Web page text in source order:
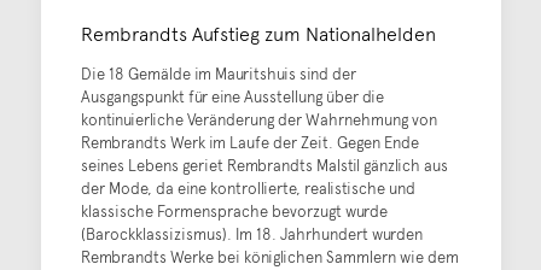
Rembrandts Aufstieg zum Nationalhelden
Die 18 Gemälde im Mauritshuis sind der
Ausgangspunkt für eine Ausstellung über die
kontinuierliche Veränderung der Wahrnehmung von
Rembrandts Werk im Laufe der Zeit. Gegen Ende
seines Lebens geriet Rembrandts Malstil gänzlich aus
der Mode, da eine kontrollierte, realistische und
klassische Formensprache bevorzugt wurde
(Barockklassizismus). Im 18. Jahrhundert wurden
Rembrandts Werke bei königlichen Sammlern wie dem